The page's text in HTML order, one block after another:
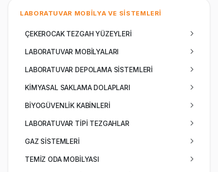
LABORATUVAR MOBİLYA VE SİSTEMLERİ
ÇEKEROCAK TEZGAH YÜZEYLERİ
LABORATUVAR MOBİLYALARI
LABORATUVAR DEPOLAMA SİSTEMLERİ
KİMYASAL SAKLAMA DOLAPLARI
BİYOGÜVENLİK KABİNLERİ
LABORATUVAR TİPİ TEZGAHLAR
GAZ SİSTEMLERİ
TEMİZ ODA MOBİLYASI